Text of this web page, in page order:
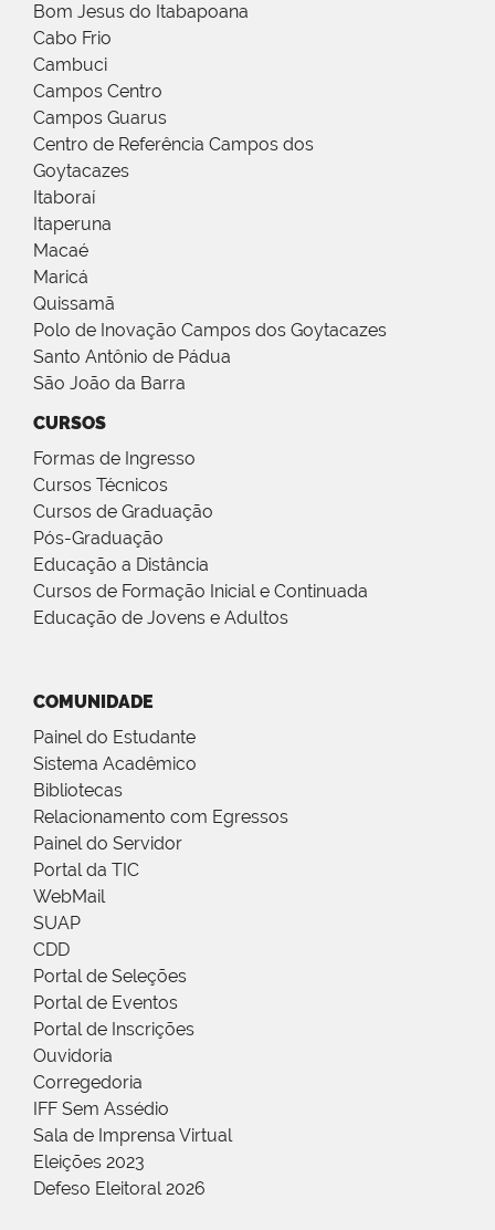
Bom Jesus do Itabapoana
Cabo Frio
Cambuci
Campos Centro
Campos Guarus
Centro de Referência Campos dos
Goytacazes
Itaboraí
Itaperuna
Macaé
Maricá
Quissamã
Polo de Inovação Campos dos Goytacazes
Santo Antônio de Pádua
São João da Barra
CURSOS
Formas de Ingresso
Cursos Técnicos
Cursos de Graduação
Pós-Graduação
Educação a Distância
Cursos de Formação Inicial e Continuada
Educação de Jovens e Adultos
COMUNIDADE
Painel do Estudante
Sistema Acadêmico
Bibliotecas
Relacionamento com Egressos
Painel do Servidor
Portal da TIC
WebMail
SUAP
CDD
Portal de Seleções
Portal de Eventos
Portal de Inscrições
Ouvidoria
Corregedoria
IFF Sem Assédio
Sala de Imprensa Virtual
Eleições 2023
Defeso Eleitoral 2026